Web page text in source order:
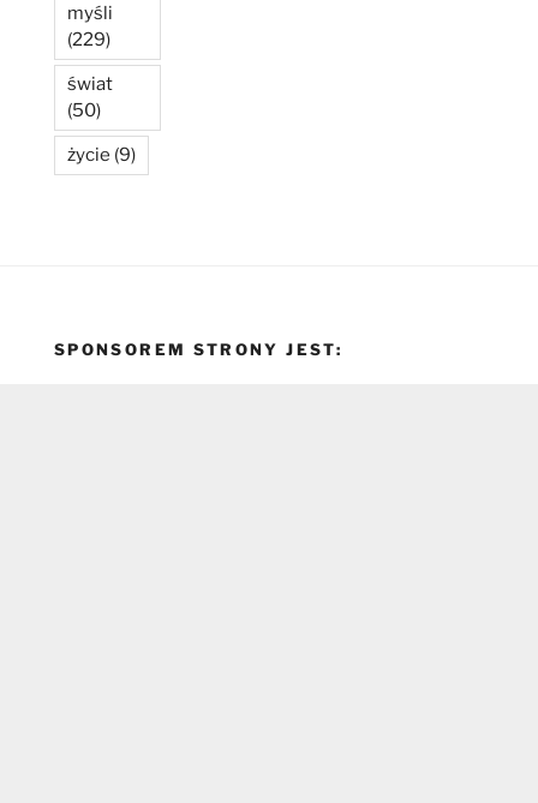
myśli
(229)
świat
(50)
życie (9)
SPONSOREM STRONY JEST: